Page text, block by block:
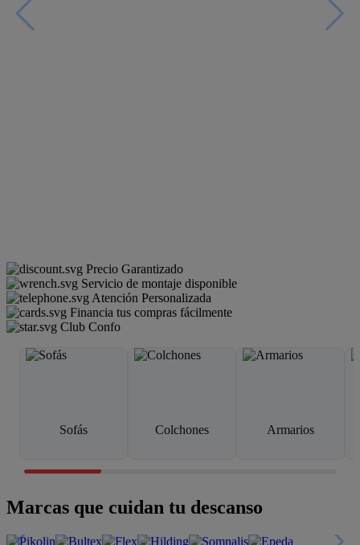
Precio Garantizado
Servicio de montaje disponible
Atención Personalizada
Financia tus compras fácilmente
Club Confo
Sofás Colchones Armarios
Marcas que cuidan tu descanso